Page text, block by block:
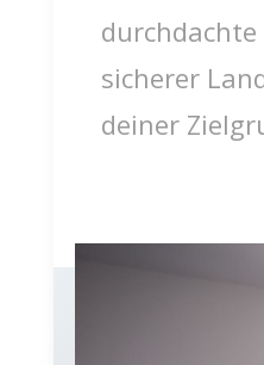
sicherer
deiner